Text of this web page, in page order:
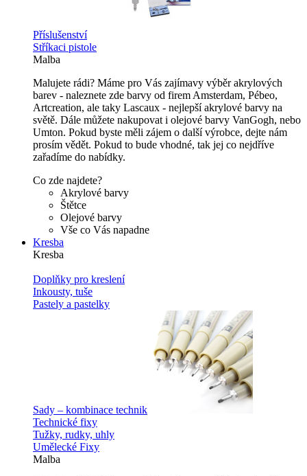
Příslušenství
Stříkaci pistole
Malba
Malujete rádi? Máme pro Vás zajímavy výběr akrylových
barev - naleznete zde barvy od firem Amsterdam, Pébeo,
Artcreation, ale taky Lascaux - nejlepší akrylové barvy na
světě. Dále můžete nakupovat i olejové barvy VanGogh, nebo
Umton. Pokud byste měli zájem o další výrobce, dejte nám
prosím vědět. Pokud to bude vhodné, tak jej co nejdříve
zařadíme do nabídky.
Co zde najdete?
Akrylové barvy
Štětce
Olejové barvy
Vše co Vás napadne
Kresba
Kresba
Doplňky pro kreslení
Inkousty, tuše
Pastely a pastelky
Sady – kombinace technik
Technické fixy
Tužky, rudky, uhly
Umělecké Fixy
Malba